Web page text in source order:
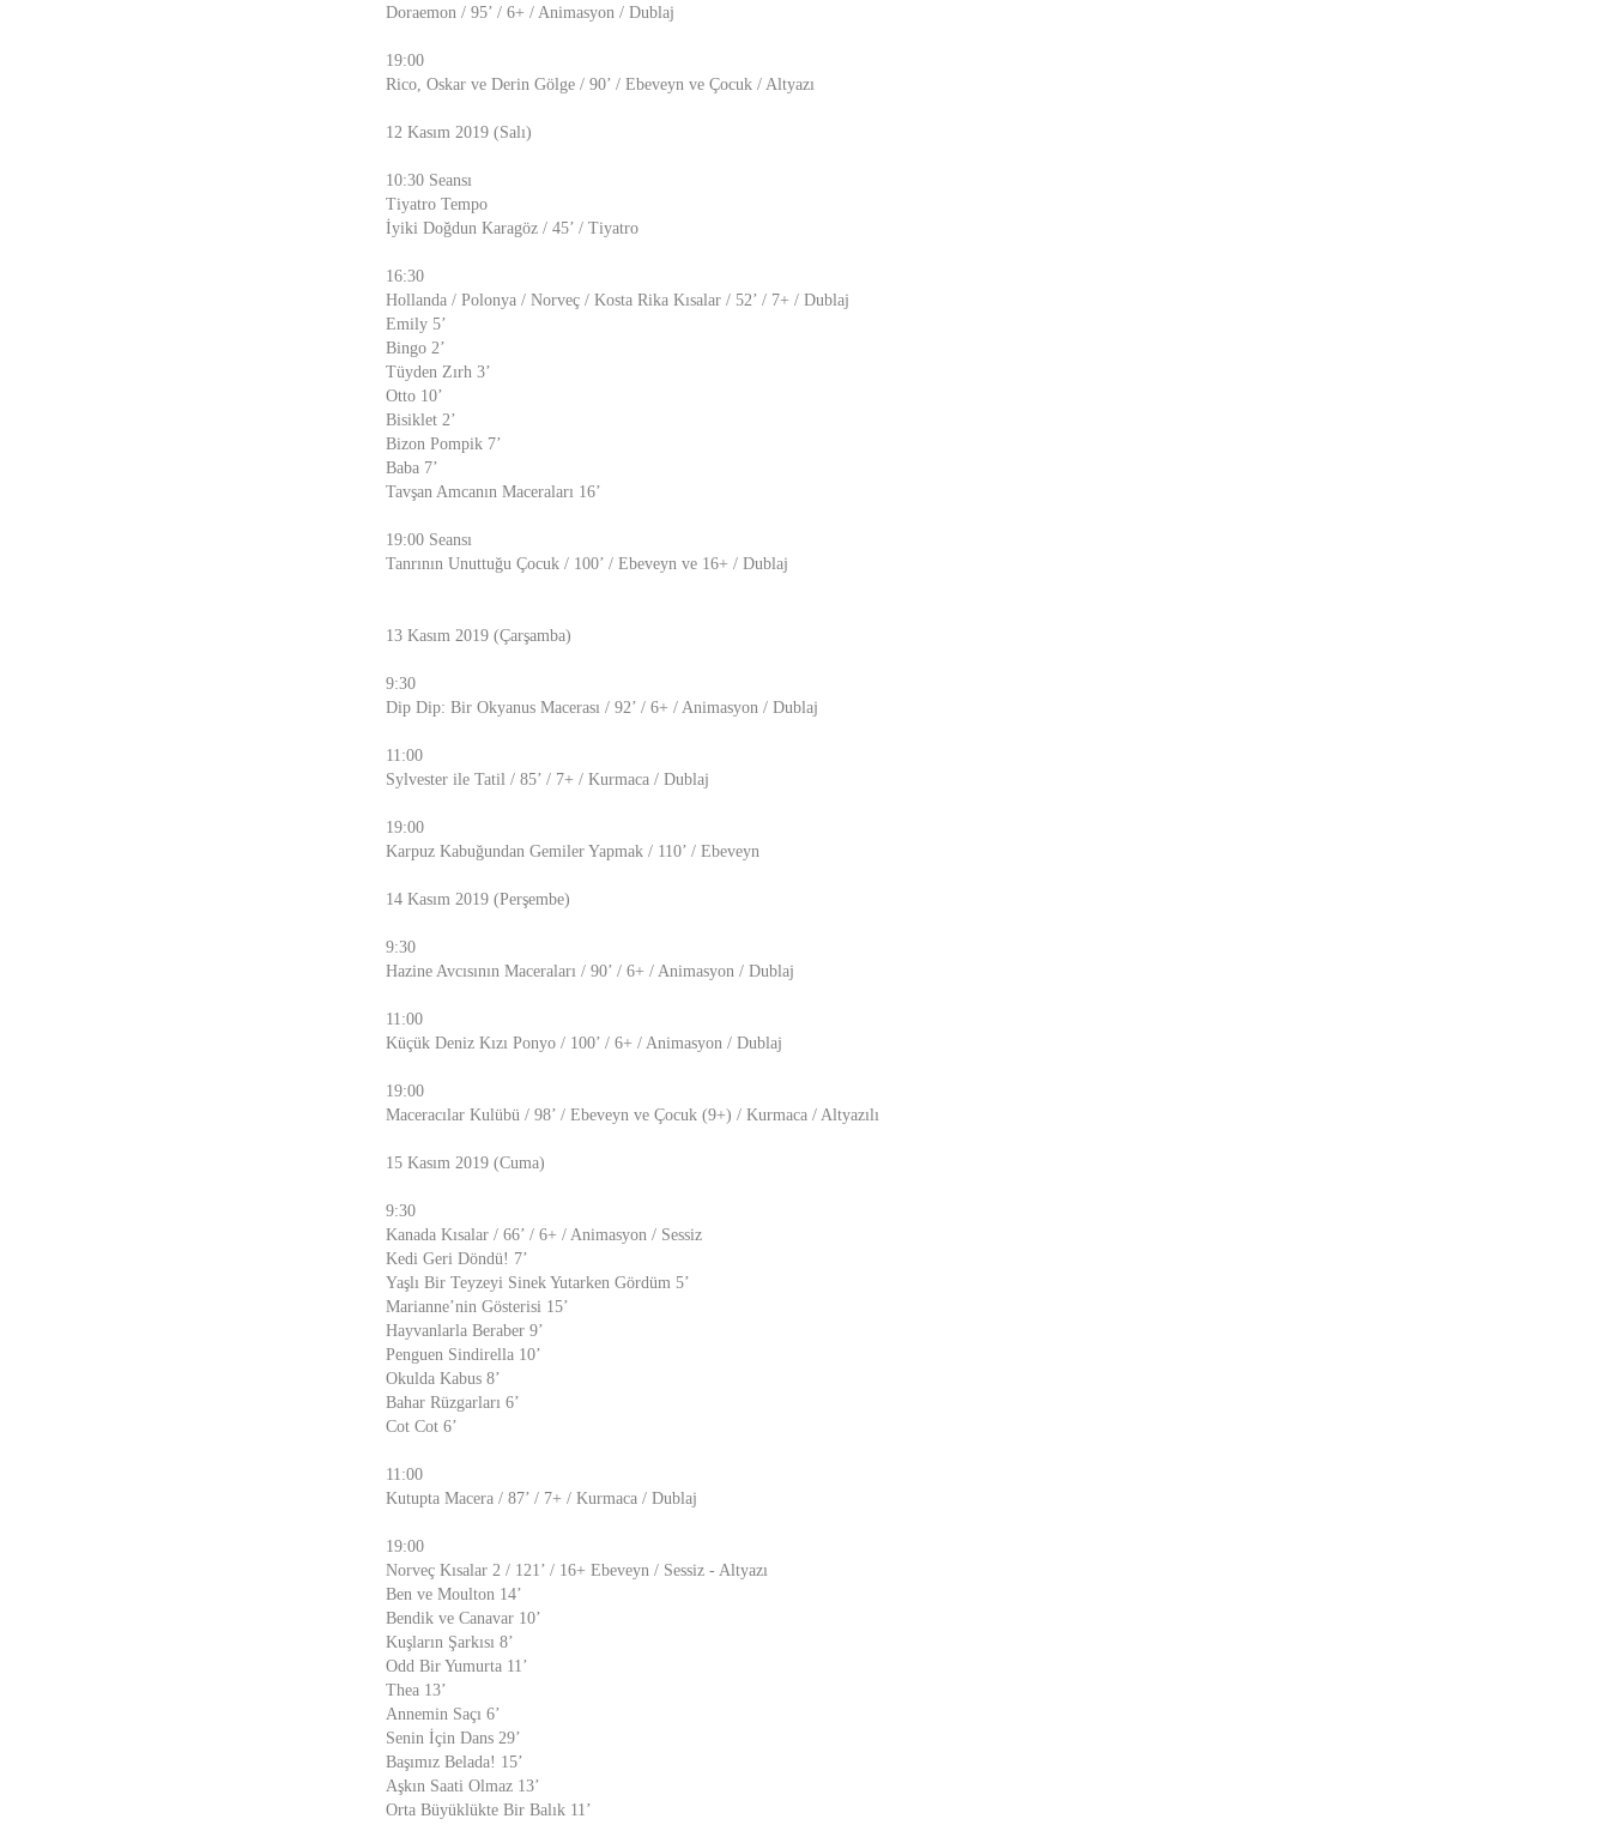
Doraemon / 95’ / 6+ / Animasyon / Dublaj
19:00
Rico, Oskar ve Derin Gölge / 90’ / Ebeveyn ve Çocuk / Altyazı
12 Kasım 2019 (Salı)
10:30 Seansı
Tiyatro Tempo
İyiki Doğdun Karagöz / 45’ / Tiyatro
16:30
Hollanda / Polonya / Norveç / Kosta Rika Kısalar / 52’ / 7+ / Dublaj
Emily 5’
Bingo 2’
Tüyden Zırh 3’
Otto 10’
Bisiklet 2’
Bizon Pompik 7’
Baba 7’
Tavşan Amcanın Maceraları 16’
19:00 Seansı
Tanrının Unuttuğu Çocuk / 100’ / Ebeveyn ve 16+ / Dublaj
13 Kasım 2019 (Çarşamba)
9:30
Dip Dip: Bir Okyanus Macerası / 92’ / 6+ / Animasyon / Dublaj
11:00
Sylvester ile Tatil / 85’ / 7+ / Kurmaca / Dublaj
19:00
Karpuz Kabuğundan Gemiler Yapmak / 110’ / Ebeveyn
14 Kasım 2019 (Perşembe)
9:30
Hazine Avcısının Maceraları / 90’ / 6+ / Animasyon / Dublaj
11:00
Küçük Deniz Kızı Ponyo / 100’ / 6+ / Animasyon / Dublaj
19:00
Maceracılar Kulübü / 98’ / Ebeveyn ve Çocuk (9+) / Kurmaca / Altyazılı
15 Kasım 2019 (Cuma)
9:30
Kanada Kısalar / 66’ / 6+ / Animasyon / Sessiz
Kedi Geri Döndü! 7’
Yaşlı Bir Teyzeyi Sinek Yutarken Gördüm 5’
Marianne’nin Gösterisi 15’
Hayvanlarla Beraber 9’
Penguen Sindirella 10’
Okulda Kabus 8’
Bahar Rüzgarları 6’
Cot Cot 6’
11:00
Kutupta Macera / 87’ / 7+ / Kurmaca / Dublaj
19:00
Norveç Kısalar 2 / 121’ / 16+ Ebeveyn / Sessiz - Altyazı
Ben ve Moulton 14’
Bendik ve Canavar 10’
Kuşların Şarkısı 8’
Odd Bir Yumurta 11’
Thea 13’
Annemin Saçı 6’
Senin İçin Dans 29’
Başımız Belada! 15’
Aşkın Saati Olmaz 13’
Orta Büyüklükte Bir Balık 11’